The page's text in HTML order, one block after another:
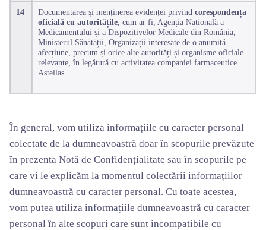
14 Documentarea și menținerea evidenței privindcorespondența
oficială cu autoritățile , cum ar fi, Agenția Națională a
Medicamentului și a Dispozitivelor Medicale din România,
Ministerul Sănătății, Organizații interesate de o anumită
afecțiune, precum și orice alte autorități și organisme oficiale
relevante, în legătură cu activitatea companiei farmaceutice
Astellas.
În general, vom utiliza informațiile cu caracter personal
colectate de la dumneavoastră doar în scopurile prevăzute
în prezenta Notă de Confidențialitate sau în scopurile pe
care vi le explicăm la momentul colectării informațiilor
dumneavoastră cu caracter personal. Cu toate acestea,
vom putea utiliza informațiile dumneavoastră cu caracter
personal în alte scopuri care sunt incompatibile cu